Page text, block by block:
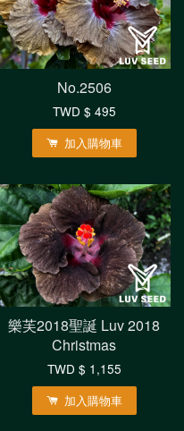
No.2506
TWD $ 495
加入購物車
樂芙2018聖誕 Luv 2018
Christmas
TWD $ 1,155
加入購物車